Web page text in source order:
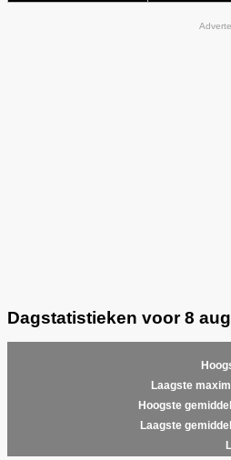
Dagstatistieken voor 8
Laagste
Hoogste
Laagste